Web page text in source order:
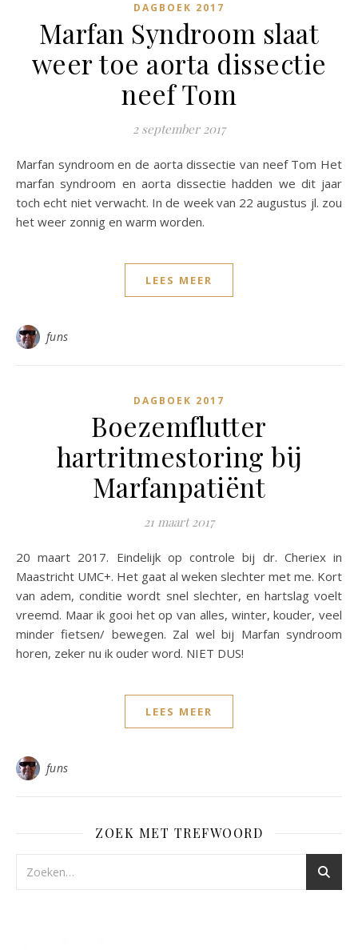
DAGBOEK 2017
Marfan Syndroom slaat
weer toe aorta dissectie
neef Tom
2 september 2017
Marfan syndroom en de aorta dissectie van neef Tom Het
marfan syndroom en aorta dissectie hadden we dit jaar
toch echt niet verwacht. In de week van 22 augustus jl. zou
het weer zonnig en warm worden.
LEES MEER
funs
DAGBOEK 2017
Boezemflutter
hartritmestoring bij
Marfanpatiënt
21 maart 2017
20 maart 2017. Eindelijk op controle bij dr. Cheriex in
Maastricht UMC+. Het gaat al weken slechter met me. Kort
van adem, conditie wordt snel slechter, en hartslag voelt
vreemd. Maar ik gooi het op van alles, winter, kouder, veel
minder fietsen/ bewegen. Zal wel bij Marfan syndroom
horen, zeker nu ik ouder word. NIET DUS!
LEES MEER
funs
ZOEK MET TREFWOORD